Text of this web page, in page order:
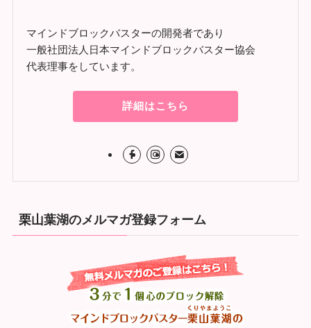
マインドブロックバスターの開発者であり
一般社団法人日本マインドブロックバスター協会
代表理事をしています。
詳細はこちら
栗山葉湖のメルマガ登録フォーム